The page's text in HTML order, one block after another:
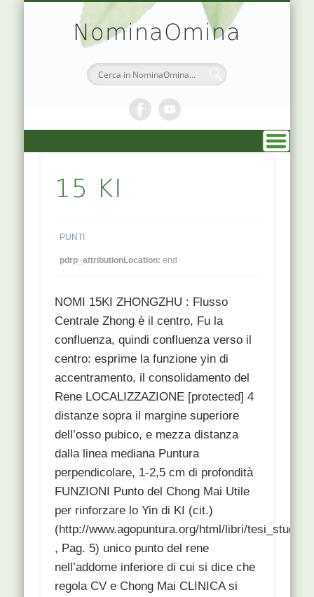
NominaOmina
HOME
CHI SONO
MEDICINA CINESE
SIMBOLOGIA
ATLANTE PUNTI
TEORIA & APPUNTI
DR. AGO
PRENOTAZIONI
15 KI
PUNTI
pdrp_attributionLocation: end
NOMI 15KI ZHONGZHU : Flusso
Centrale Zhong è il centro, Fu la
confluenza, quindi confluenza verso il
centro: esprime la funzione yin di
accentramento, il consolidamento del
Rene LOCALIZZAZIONE [protected] 4
distanze sopra il margine superiore
dell’osso pubico, e mezza distanza
dalla linea mediana Puntura
perpendicolare, 1-2,5 cm di profondità
FUNZIONI Punto del Chong Mai Utile
per rinforzare lo Yin di KI (cit.)
(http://www.agopuntura.org/html/libri/
, Pag. 5) unico punto del rene
nell’addome inferiore di cui si dice che
regola CV e Chong Mai CLINICA si